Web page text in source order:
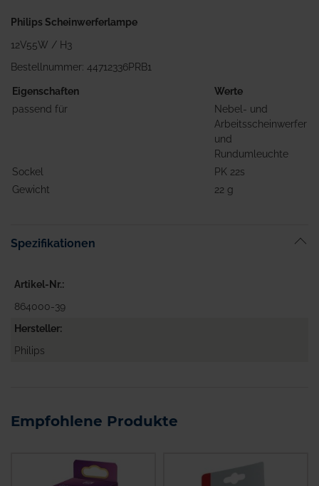
Philips Scheinwerferlampe
12V55W / H3
Bestellnummer: 44712336PRB1
Eigenschaften
Werte
passend für
Nebel- und
Arbeitsscheinwerfer
und
Rundumleuchte
Sockel
PK 22s
Gewicht
22 g
Spezifikationen
Artikel-Nr.
864000-39
Hersteller
Philips
Empfohlene Produkte